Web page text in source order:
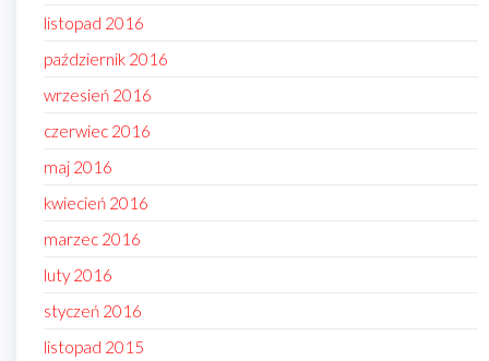
listopad 2016
październik 2016
wrzesień 2016
czerwiec 2016
maj 2016
kwiecień 2016
marzec 2016
luty 2016
styczeń 2016
listopad 2015